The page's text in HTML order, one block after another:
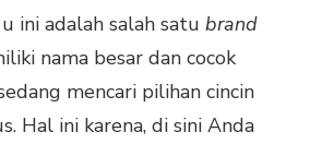
ini adalah salah satu brand
nama besar dan cocok
mencari pilihan cincin
Hal ini karena, di sini Anda